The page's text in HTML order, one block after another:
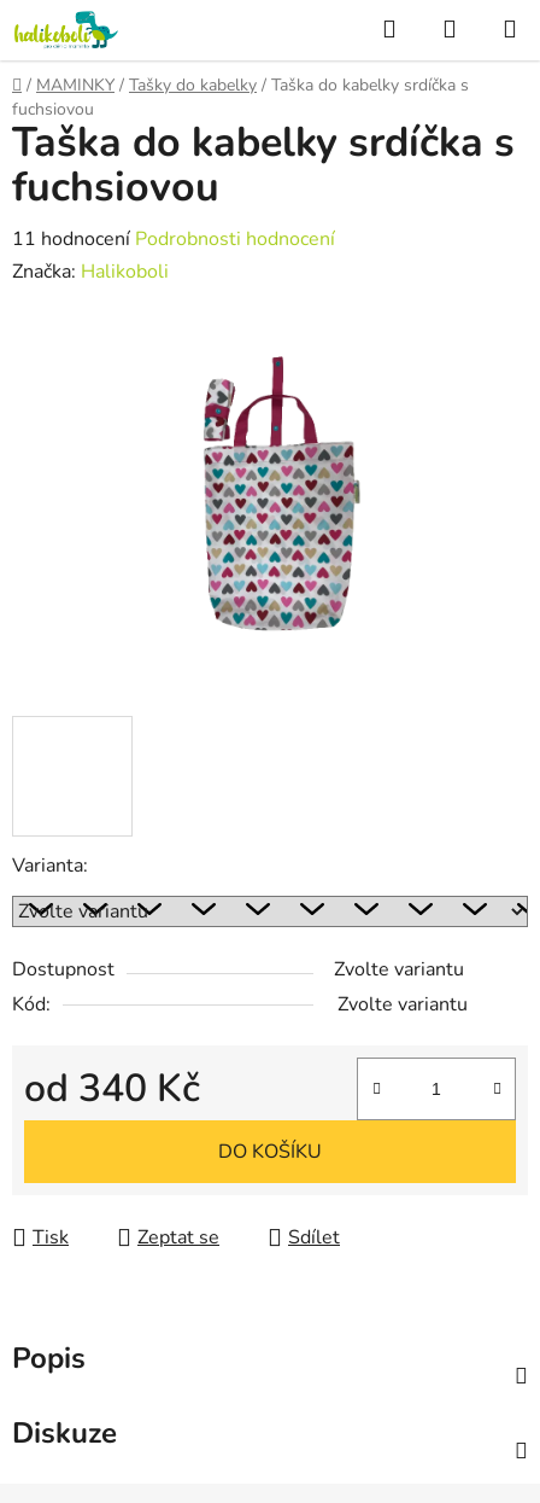
na
obsah
Hledat
KOŠÍK
Domů
/ MAMINKY / Tašky do kabelky / Taška do kabelky srdíčka s
fuchsiovou
Varianta:
Dostupnost
Zvolte variantu
Kód:
Zvolte variantu
od 340 Kč
Měrná cena:
DO KOŠÍKU
Tisk Zeptat se Sdílet
Taška do kabelky srdíčka s
fuchsiovou
Průměrné
hodnocení
11 hodnocení Podrobnosti hodnocení
Značka: Halikoboli
Popis
Diskuze